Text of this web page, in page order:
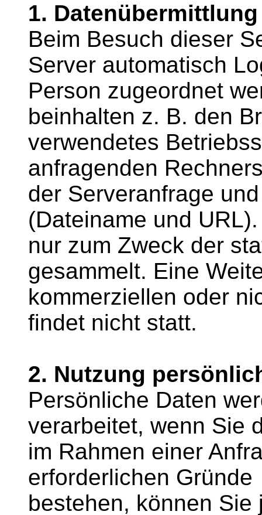
1.
Beim Besuch dieser
Server automatisch
Person zugeordnet
beinhalten z. B. den
verwendetes
anfragenden
der Serveranfrage
(Dateiname und
nur zum Zweck der
gesammelt. Eine
kommerziellen oder
findet nicht statt.
2. Nutzung
Persönliche Daten
verarbeitet, wenn Sie
im Rahmen einer
erforderlichen Gründe
bestehen, können